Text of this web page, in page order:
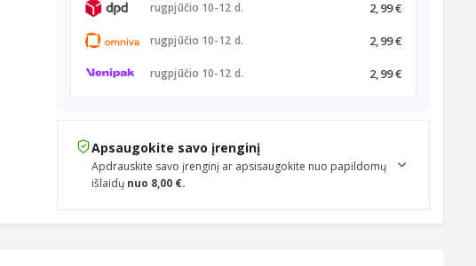
rugpjūčio 10-12 d. 2,99 €
rugpjūčio 10-12 d. 2,99 €
rugpjūčio 10-12 d. 2,99 €
Apsaugokite savo įrenginį
Apdrauskite savo įrenginį ar apsisaugokite nuo papildomų
išlaidų nuo 8,00 €.